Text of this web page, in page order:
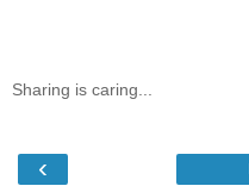
Sharing is caring...
‹